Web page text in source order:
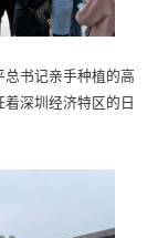
书记亲手种植的高
深圳经济特区的日